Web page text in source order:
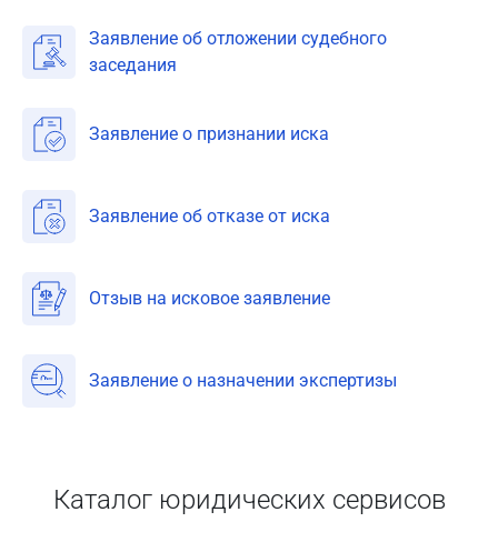
Заявление об отложении судебного
заседания
Заявление о признании иска
Заявление об отказе от иска
Отзыв на исковое заявление
Заявление о назначении экспертизы
Каталог юридических сервисов